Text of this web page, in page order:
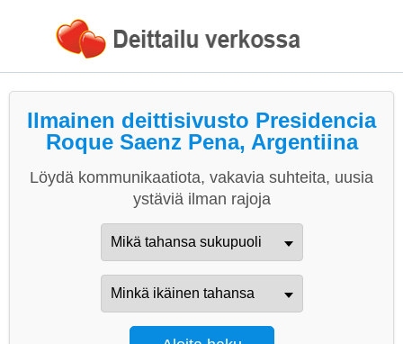
Ilmainen deittisivusto Presidencia
Roque Saenz Pena, Argentiina
Löydä kommunikaatiota, vakavia suhteita, uusia
ystäviä ilman rajoja